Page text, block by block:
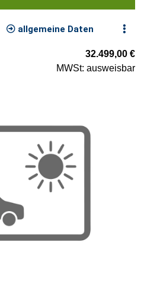
allgemeine Daten
32.499,00 €
MWSt: ausweisbar